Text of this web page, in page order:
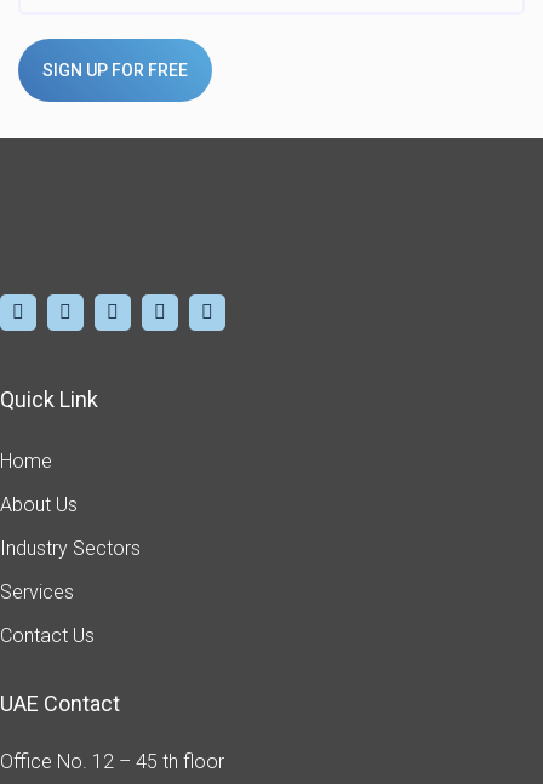
SIGN UP FOR FREE
Quick Link
Home
About Us
Industry Sectors
Services
Contact Us
UAE Contact
Office No. 12 – 45 th floor